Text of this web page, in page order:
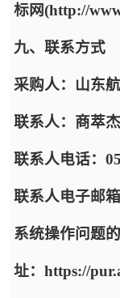
标网(http://
九、联系方式
采购人：山东
联系人：商萃杰
联系人电话：
联系人电子邮
系统操作问题
址：https://